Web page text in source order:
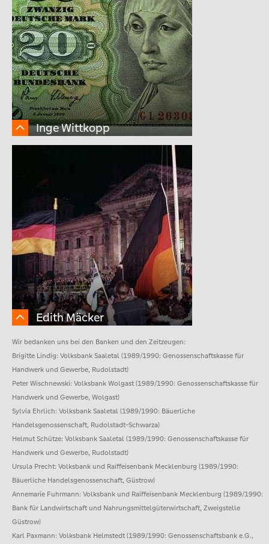
Inge Wittkopp
Edith Mäcker
Wir bedanken uns bei den Banken und den Zeitzeugen:
Brigitte Lindig: Volksbank Saaletal (1989/1990: Genossenschaftskasse für
Handwerk und Gewerbe, Rudolstadt)
Peter Wischnewski: Volksbank Wolgast (1989/1990: Genossenschaftskasse für
Handwerk und Gewerbe, Wolgast)
Sylvia Ehrlich: Volksbank Saaletal (1989/1990: Bäuerliche
Handelsgenossenschaft, Rudolstadt-Schwarza)
Helmut Schütze: Volksbank Saaletal (1989/1990: Genossenschaftskasse für
Handwerk und Gewerbe, Rudolstadt)
Ursula Precht: Volksbank und Raiffeisenbank Mecklenburg (1989/1990:
Bäuerliche Handelsgenossenschaft, Güstrow)
Annemarie Fuhrmann: Volksbank und Raiffeisenbank Mecklenburg (1989/1990:
Bank für Landwirtschaft und Nahrungsmittelgüterwirtschaft, Zweigstelle
Güstrow)
Karl Paxmann: Volksbank Helmstedt (1989/1990: Genossenschaftsbank e.G.,